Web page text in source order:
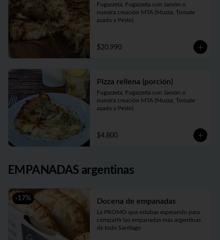
Fugazzeta, Fugazzeta con Jamón o
nuestra creación MTA (Muzza, Tomate
asado y Pesto)
$20.990
Pizza rellena (porción)
Fugazzeta, Fugazzeta con Jamón o
nuestra creación MTA (Muzza, Tomate
asado y Pesto)
$4.800
EMPANADAS argentinas
-17% Docena de empanadas
La PROMO que estabas esperando para
compartir las empanadas más argentinas
de todo Santiago